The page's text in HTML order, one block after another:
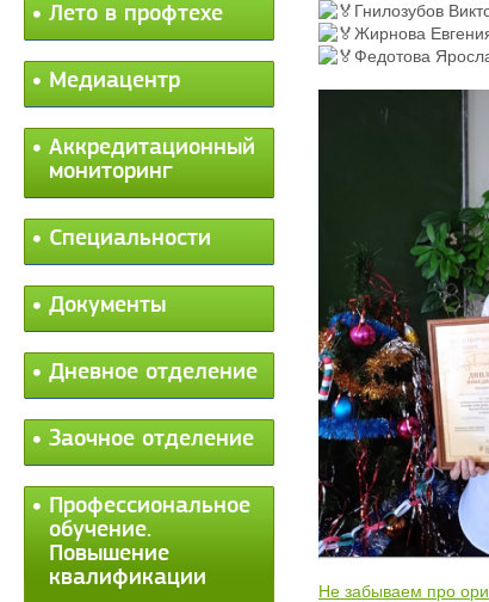
Лето в профтехе
Медиацентр
Аккредитационный
мониторинг
Специальности
Документы
Дневное отделение
Заочное отделение
Профессиональное
обучение.
Повышение
квалификации
Гнилозубов
Жирнова
Федотова
Не забываем про